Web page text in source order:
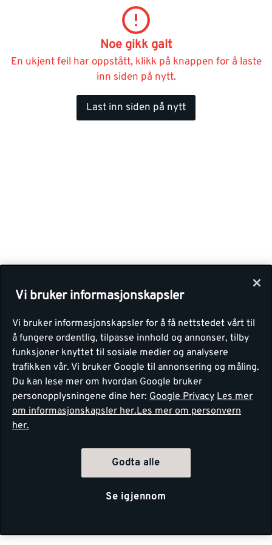
Noe gikk galt
En ukjent feil har oppstått, klikk på knappen for å laste
inn siden på nytt.
Last inn siden på nytt
Vi bruker informasjonskapsler
Vi bruker informasjonskapsler for å få nettstedet vårt til
å fungere ordentlig, tilpasse innhold og annonser, tilby
funksjoner knyttet til sosiale medier og analysere
trafikken vår. Vi bruker Google til annonsering og måling.
Du kan lese mer om hvordan Google bruker
personopplysningene dine her: Google Privacy Les mer
om informasjonskapsler her.Les mer om personvern
her.
Godta alle
Se igjennom